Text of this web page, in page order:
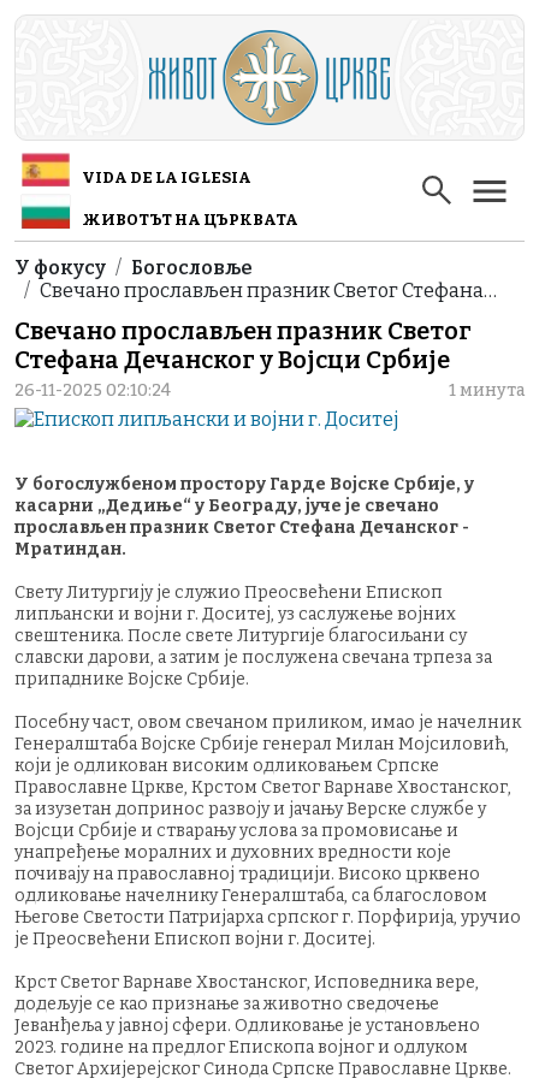
Skip to main content
VIDA DE LA IGLESIA
ЖИВОТЪТ НА ЦЪРКВАТА
Breadcrumb
У фокусу
Богословље
Свечано прослављен празник Светог Стефана…
Свечано прослављен празник Светог
Стефана Дечанског у Војсци Србије
26-11-2025 02:10:24 1 минута
У богослужбеном простору Гарде Војске Србије, у
касарни „Дедиње“ у Београду, јуче је свечано
прослављен празник Светог Стефана Дечанског -
Мратиндан.
Свету Литургију је служио Преосвећени Епископ
липљански и војни г. Доситеј, уз саслужење војних
свештеника. После свете Литургије благосиљани су
славски дарови, а затим је послужена свечана трпеза за
припаднике Војске Србије.
Посебну част, овом свечаном приликом, имао је начелник
Генералштаба Војске Србије генерал Милан Мојсиловић,
који је одликован високим одликовањем Српске
Православне Цркве, Крстом Светог Варнаве Хвостанског,
за изузетан допринос развоју и јачању Верске службе у
Војсци Србије и стварању услова за промовисање и
унапређење моралних и духовних вредности које
почивају на православној традицији. Високо црквено
одликовање начелнику Генералштаба, са благословом
Његове Светости Патријарха српског г. Порфирија, уручио
је Преосвећени Епископ војни г. Доситеј.
Крст Светог Варнаве Хвостанског, Исповедника вере,
додељује се као признање за животно сведочење
Јеванђеља у јавној сфери. Одликовање је установљено
2023. године на предлог Епископа војног и одлуком
Светог Архијерејског Синода Српске Православне Цркве.